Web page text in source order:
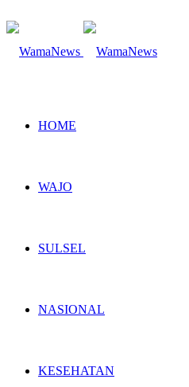
HOME
WAJO
SULSEL
NASIONAL
KESEHATAN